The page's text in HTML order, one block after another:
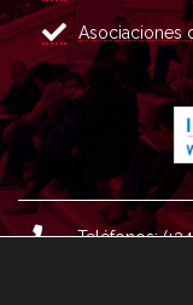
Asociaciones
Teléfonos: